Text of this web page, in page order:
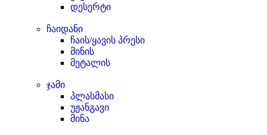
დესერტი
ჩაიდანი
ჩაის/ყავის პრესი
მინის
მეტალის
ჯამი
პლასმასი
უჟანგავი
მინა